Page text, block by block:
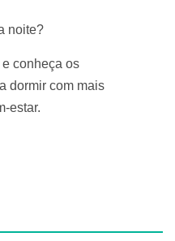
noite?
conheça os
dormir com mais
estar.